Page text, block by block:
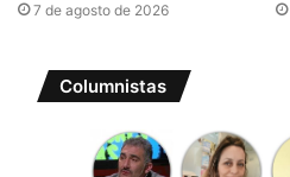
7 de agosto de 2026
Columnistas